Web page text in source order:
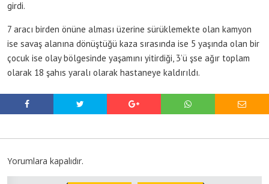
girdi.
7 aracı birden önüne alması üzerine sürüklemekte olan kamyon
ise savaş alanına dönüştüğü kaza sırasında ise 5 yaşında olan bir
çocuk ise olay bölgesinde yaşamını yitirdiği, 3’ü şse ağır toplam
olarak 18 şahıs yaralı olarak hastaneye kaldırıldı.
Yorumlara kapalıdır.